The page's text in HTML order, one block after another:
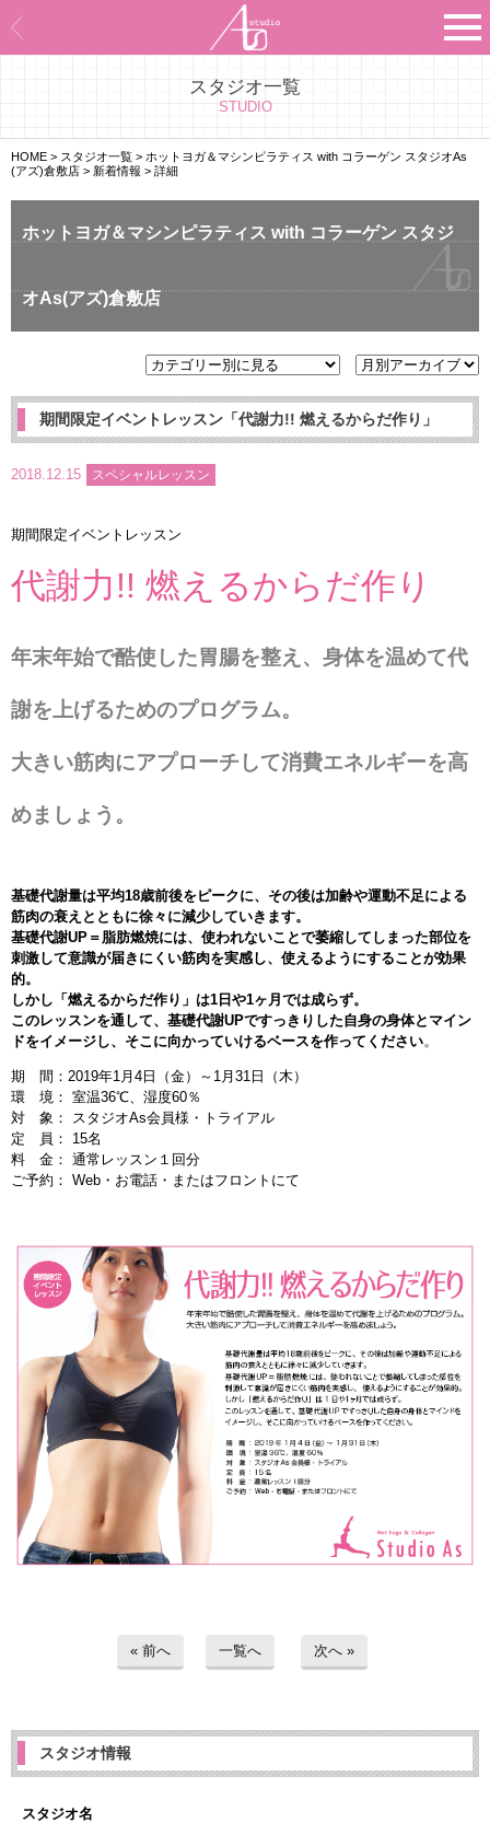
スタジオ一覧
STUDIO
HOME > スタジオ一覧 > ホットヨガ＆マシンピラティス with コラーゲン スタジオAs
(アズ)倉敷店 > 新着情報 > 詳細
ホットヨガ＆マシンピラティス with コラーゲン スタジ
オAs(アズ)倉敷店
期間限定イベントレッスン「代謝力!! 燃えるからだ作り」
2018.12.15 スペシャルレッスン
期間限定イベントレッスン
代謝力!! 燃えるからだ作り
年末年始で酷使した胃腸を整え、身体を温めて代
謝を上げるためのプログラム。
大きい筋肉にアプローチして消費エネルギーを高
めましょう。
基礎代謝量は平均18歳前後をピークに、その後は加齢や運動不足による
筋肉の衰えとともに徐々に減少していきます。
基礎代謝UP＝脂肪燃焼には、使われないことで萎縮してしまった部位を
刺激して意識が届きにくい筋肉を実感し、使えるようにすることが効果
的。
しかし「燃えるからだ作り」は1日や1ヶ月では成らず。
このレッスンを通して、基礎代謝UPですっきりした自身の身体とマイン
ドをイメージし、そこに向かっていけるベースを作ってください。
期 間：2019年1月4日（金）～1月31日（木）
環 境： 室温36℃、湿度60％
対 象： スタジオAs会員様・トライアル
定 員： 15名
料 金： 通常レッスン１回分
ご予約： Web・お電話・またはフロントにて
« 前へ 一覧へ 次へ »
スタジオ情報
スタジオ名
Asのコンセプト
Asのナビゲーションシステム
施設紹介
よくあるご質問
エビデンス
会社案内
採用情報
プライバシーポリシー